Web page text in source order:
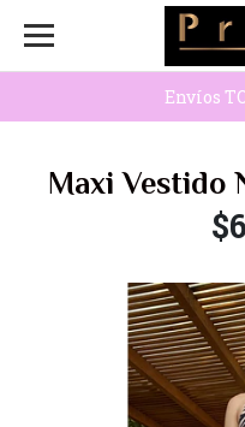
Envíos
Maxi Vestido